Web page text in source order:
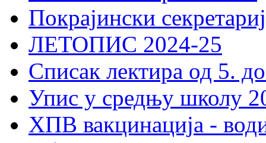
Покрајински
ЛЕТОПИС 2024-25
Списак лектира од 5.
Упис у средњу школу
ХПВ вакцинација -